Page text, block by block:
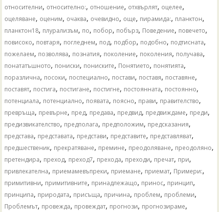
относителни, относително:, отношение, отхвърлят, оцелее,
оцеляване, оценим, очаква, очевидно, още, пирамида:, планктон,
планктон18, плурализъм, по, побор, побърз, Поведение, повечето,
повисоко, повтаря, погледнем, под, подбор, подобно, подтисната,
пожелаем, позволява, познатия, поколение, поколения, получава,
понататъшното, пониски, пониските, Понятието, понятията,
поразлична, посоки, поспециално, постави, поставя, поставяне,
поставят, постига, постигане, постигне, постоянната, постоянно,
потенциала, потенциално, появата, поясно, прави, правителство,
превръща, превърне, пред, предава, предвид, предвиждаме, преди,
предизвикателство, предполага, предположим, предсказания,
представа, представата, представи, представите, представляват,
предшественик, прекратяване, премине, преодоляване, преодоляно,
претендира, преход, преход7, прехода, преходи, пречат, при,
привлекателна, приемамевъпреки, приемане, приемат, Примери:,
примитивни, примитивните, принадлежащо, принос, принцип,
принципа, природата, присъща, причина, проблем, проблеми,
Проблемът, провежда, провеждат, прогнози, прогнозираме,